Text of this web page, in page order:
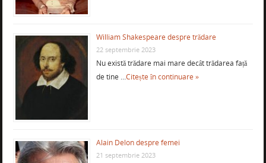
William Shakespeare despre trădare
22 septembrie 2023
Nu există trădare mai mare decât trădarea față
de tine …Citește în continuare »
Alain Delon despre femei
21 septembrie 2023